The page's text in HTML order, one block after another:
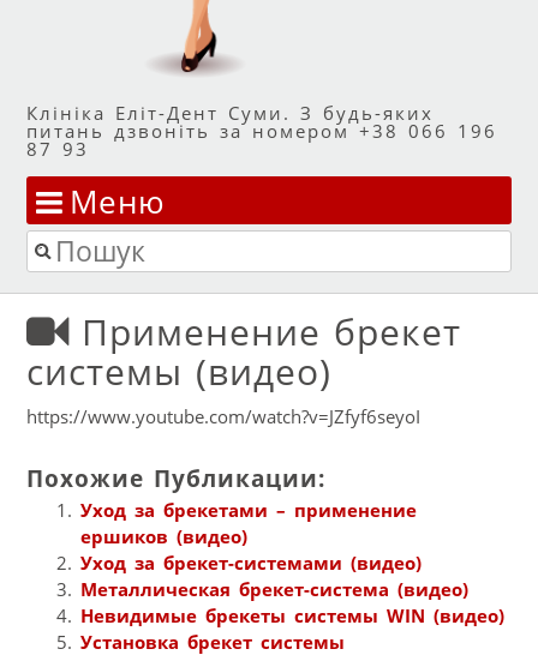
Клініка Еліт-Дент Суми. З будь-яких
питань дзвоніть за номером +38 066 196
87 93
Меню
Перейти до змісту
Пошук
Применение брекет
системы (видео)
https://www.youtube.com/watch?v=JZfyf6seyoI
Похожие Публикации:
Уход за брекетами – применение
ершиков (видео)
Уход за брекет-системами (видео)
Металлическая брекет-система (видео)
Невидимые брекеты системы WIN (видео)
Установка брекет системы